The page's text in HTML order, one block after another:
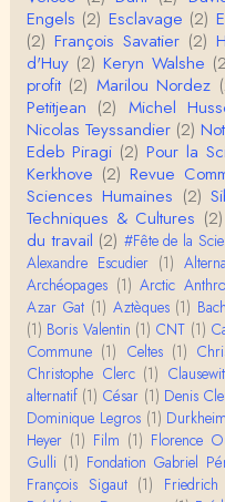
Anonymous
Je viens de
"le blob" à
Yves Le Dantec
En effet, par
tu entends dans
Claude Julien
« Nous n’avons
re
oi…
Christophe
Encore une fois,
emble pas être
Christophe
Évidemment, de
aute. ;-)
Damian
Engels (2) Esclavage (2)
(2) François Savatier (2)
d'Huy (2) Keryn Walshe
profit (2) Marilou Nordez
Petitjean (2) Michel
Nicolas Teyssandier (2)
Edeb Piragi (2) Pour la
Kerkhove (2) Revue
Sciences Humaines (2)
Techniques & Cultures (2)
du travail (2) #Fête de la
Alexandre Escudier (1)
Archéopages (1) Arctic
Azar Gat (1) Aztèques (1)
(1) Boris Valentin (1) CNT (1)
Commune (1) Celtes (1)
Christophe Clerc (1)
alternatif (1) César (1) Denis
Dominique Legros (1) Durkheim
Heyer (1) Film (1) Florence
Gulli (1) Fondation Gabriel
François Sigaut (1)